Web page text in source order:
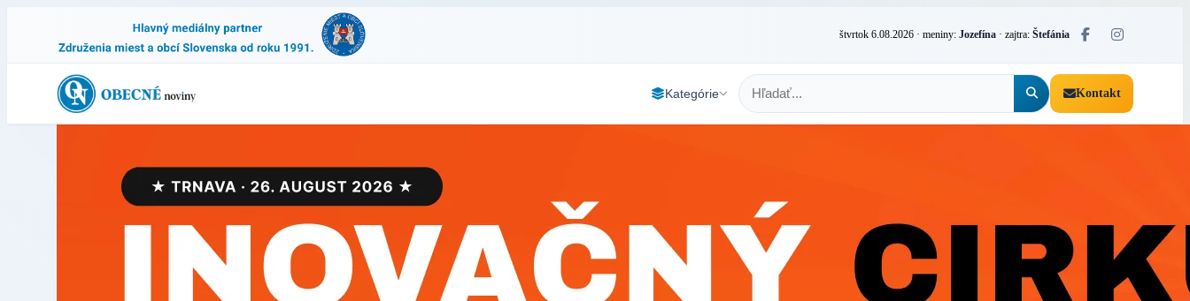
štvrtok 6.08.2026 · meniny: Jozefína · zajtra: Štefánia
Kategórie Kontakt